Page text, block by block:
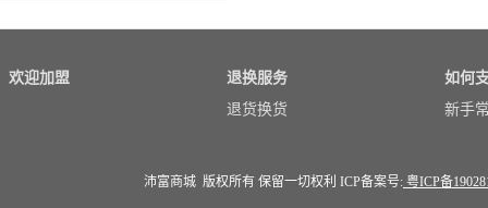
欢迎加盟
退换服务
退货换货
如何
新手
沛富商城 版权所有 保留一切权利 ICP备案号: 粤ICP备